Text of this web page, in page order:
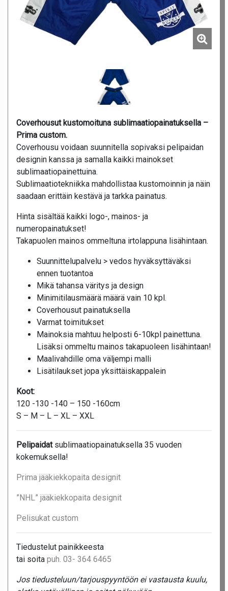
Coverhousut kustomoituna sublimaatiopainatuksella –
Prima custom.
Coverhousu voidaan suunnitella sopivaksi pelipaidan
designin kanssa ja samalla kaikki mainokset
sublimaatiopainettuina.
Sublimaatiotekniikka mahdollistaa kustomoinnin ja näin
saadaan erittäin kestävä ja tarkka painatus.
Hinta sisältää kaikki logo-, mainos- ja
numeropainatukset!
Takapuolen mainos ommeltuna irtolappuna lisähintaan.
Suunnittelupalvelu > vedos hyväksyttäväksi
ennen tuotantoa
Mikä tahansa väritys ja design
Minimitilausmäärä määrä vain 10 kpl.
Coverhousut painatuksella
Varmat toimitukset
Mainoksia mahtuu helposti 6-10kpl painettuna.
Lisäksi ommeltu mainos takapuoleen lisähintaan!
Maalivahdille oma väljempi malli
Lisätilaukset jopa yksittäiskappalein
Koot:
120 -130 -140 – 150 -160cm
S – M – L – XL – XXL
Pelipaidatsublimaatiopainatuksella 35 vuoden
kokemuksella!
Prima jääkiekkopaita designit
”NHL” jääkiekkopaita designit
Pelisukat custom
Tiedustelut painikkeesta
tai soita puh. 03- 364 6465
Jos tiedusteluun/tarjouspyyntöön ei vastausta kuulu,